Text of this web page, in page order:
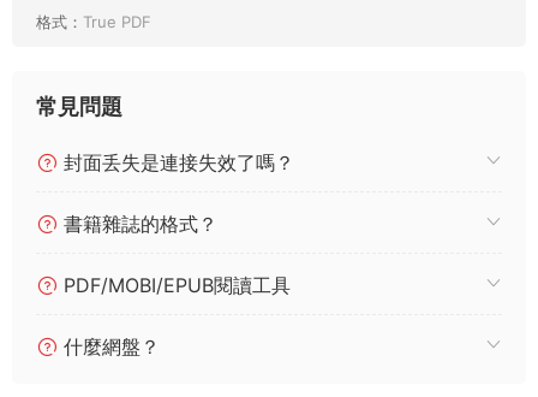
格式： True PDF
常見問題
封面丢失是連接失效了嗎？
書籍雜誌的格式？
PDF/MOBI/EPUB閱讀工具
什麼網盤？